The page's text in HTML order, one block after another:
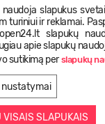
slapukus
turiniui ir reklamai.
slapukų
apie slapukų
sutikimą per slapukų
nustatymai
VISAIS SLAPUKAIS
tausojančią